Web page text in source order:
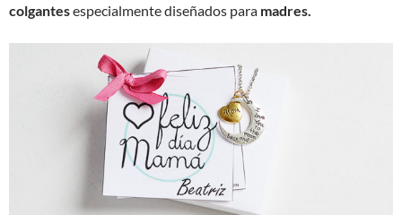
colgantesespecialmente diseñados para madres.